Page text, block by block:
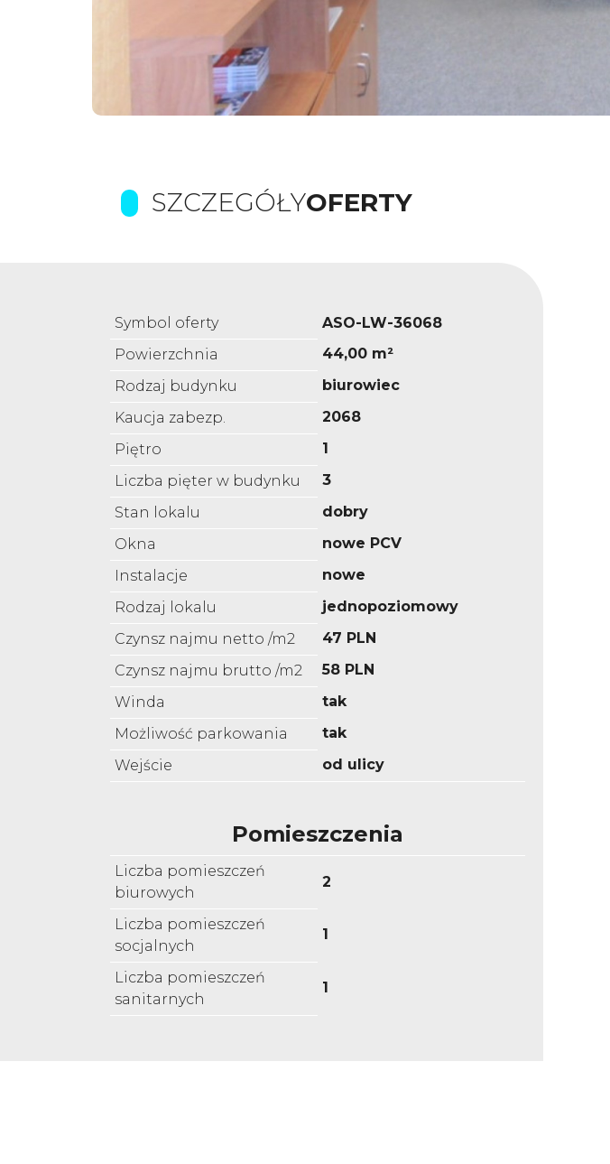
SZCZEGÓŁYOFERTY
Symbol oferty
ASO-LW-36068
Powierzchnia
44,00 m²
Rodzaj budynku
biurowiec
Kaucja zabezp.
2068
Piętro
1
Liczba pięter w budynku
3
Stan lokalu
dobry
Okna
nowe PCV
Instalacje
nowe
Rodzaj lokalu
jednopoziomowy
Czynsz najmu netto /m2
47 PLN
Czynsz najmu brutto /m2
58 PLN
Winda
tak
Możliwość parkowania
tak
Wejście
od ulicy
Pomieszczenia
Liczba pomieszczeń
biurowych
2
Liczba pomieszczeń
socjalnych
1
Liczba pomieszczeń
sanitarnych
1